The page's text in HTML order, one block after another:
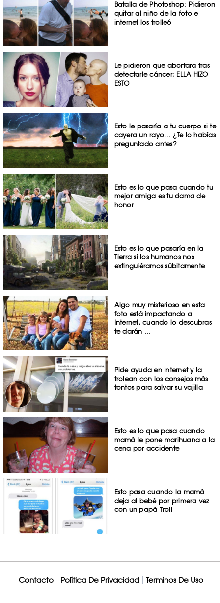
Batalla de Photoshop: Pidieron
quitar al niño de la foto e
internet los trolleó
Le pidieron que abortara tras
detectarle cáncer; ELLA HIZO
ESTO
Esto le pasaría a tu cuerpo si te
cayera un rayo… ¿Te lo habías
preguntado antes?
Esto es lo que pasa cuando tu
mejor amiga es tu dama de
honor
Esto es lo que pasaría en la
Tierra si los humanos nos
extinguiéramos súbitamente
Algo muy misterioso en esta
foto está impactando a
Internet, cuando lo descubras
te darán ...
Pide ayuda en Internet y la
trolean con los consejos más
tontos para salvar su vajilla
Esto es lo que pasa cuando
mamá le pone marihuana a la
cena por accidente
Esto pasa cuando la mamá
deja al bebé por primera vez
con un papá Troll
Contacto Política De Privacidad Terminos De Uso